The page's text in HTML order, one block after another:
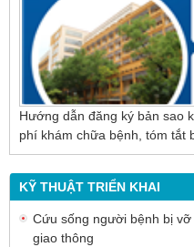
Hướng dẫn đăng ký bản sao
phí khám chữa bệnh, tóm tắt
KỸ THUẬT TRIỂN KHAI
Cứu sống người bệnh bị
giao thông